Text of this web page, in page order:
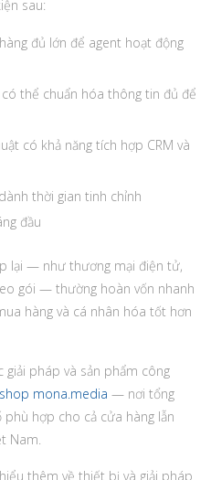
sau:
đủ lớn để agent hoạt động
thể chuẩn hóa thông tin đủ để
có khả năng tích hợp CRM và
thời gian tinh chỉnh
đầu
lại — như thương mại điện tử,
gói — thường hoàn vốn nhanh
hàng và cá nhân hóa tốt hơn
pháp và sản phẩm công
shop mona.media — nơi tổng
hợp cho cả cửa hàng lẫn
Nam.
thêm về thiết bị và giải pháp